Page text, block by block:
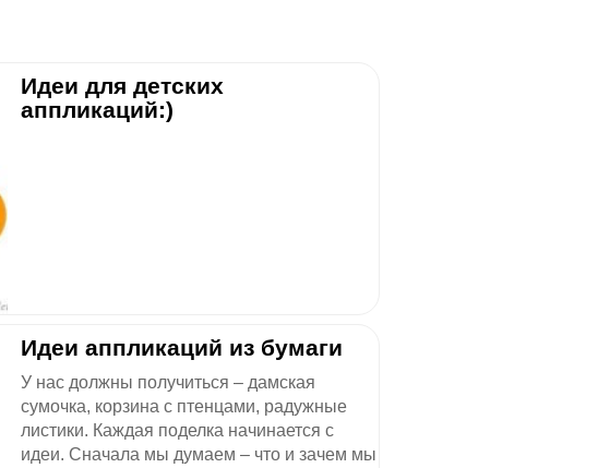
Идеи для детских
аппликаций:)
Идеи аппликаций из бумаги
У нас должны получиться – дамская
сумочка, корзина с птенцами, радужные
листики. Каждая поделка начинается с
идеи. Сначала мы думаем – что и зачем мы